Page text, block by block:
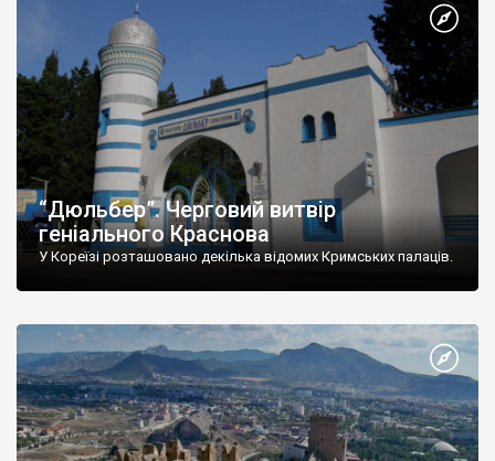
“Дюльбер”. Черговий витвір
геніального Краснова
У Кореїзі розташовано декілька відомих Кримських палаців.